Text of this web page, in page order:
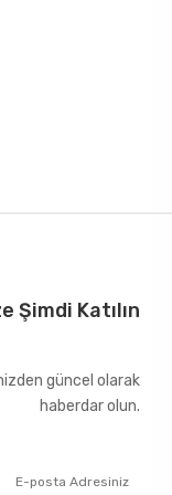
Şimdi Katılın
güncel olarak
haberdar olun.